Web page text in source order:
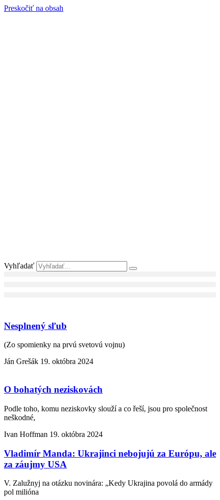
Preskočiť na obsah
Vyhľadať
Nesplnený sľub
(Zo spomienky na prvú svetovú vojnu)
Ján Grešák 19. októbra 2024
O bohatých neziskovách
Podle toho, komu neziskovky slouží a co řeší, jsou pro společnost
neškodné,
Ivan Hoffman 19. októbra 2024
Vladimír Manda: Ukrajinci nebojujú za Európu, ale
za záujmy USA
V. Zalužnyj na otázku novinára: „Kedy Ukrajina povolá do armády
pol milióna